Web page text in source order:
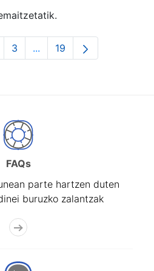
Orrialdea
3 ...Intermediate Pages Use
Orrialdea
19
FAQs
parte hartzen duten
buruzko zalantzak